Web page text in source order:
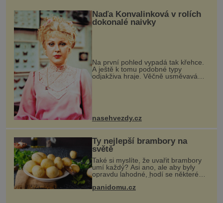
Naďa Konvalinková v rolích
dokonalé naivky
Na první pohled vypadá tak křehce.
A ještě k tomu podobné typy
odjakživa hraje. Věčně usměvavá
nasehvezdy.cz
Ty nejlepší brambory na
světě
Také si myslíte, že uvařit brambory
umí každý? Asi ano, ale aby byly
opravdu lahodné, hodí se některé
varné typy od A, tedy na saláty, po D
panidomu.cz